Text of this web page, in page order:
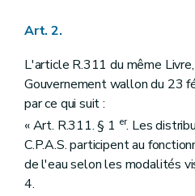
Art. 2.
L'article R.311 du même
Gouvernement wallon du 23
par ce qui suit :
« Art. R.311. § 1 er. Les
C.P.A.S. participent au
de l'eau selon les modalités
4.